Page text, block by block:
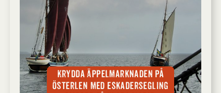
Krydda Äppelmarknaden på
Österlen med eskadersegling